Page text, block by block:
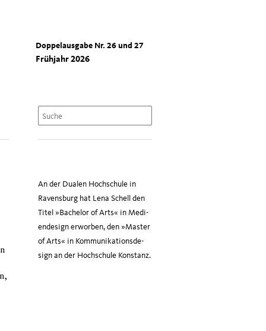
Doppelausgabe Nr. 26 und 27
Frühjahr 2026
An der Dua­len Hoch­schu­le in
Ravens­burg hat Lena Schell den
Titel »Bache­lor of Arts« in Medi­
en­de­sign erwor­ben, den »Mas­ter
of Arts« in Kom­mu­ni­ka­ti­ons­de­
sign an der Hoch­schu­le Konstanz.